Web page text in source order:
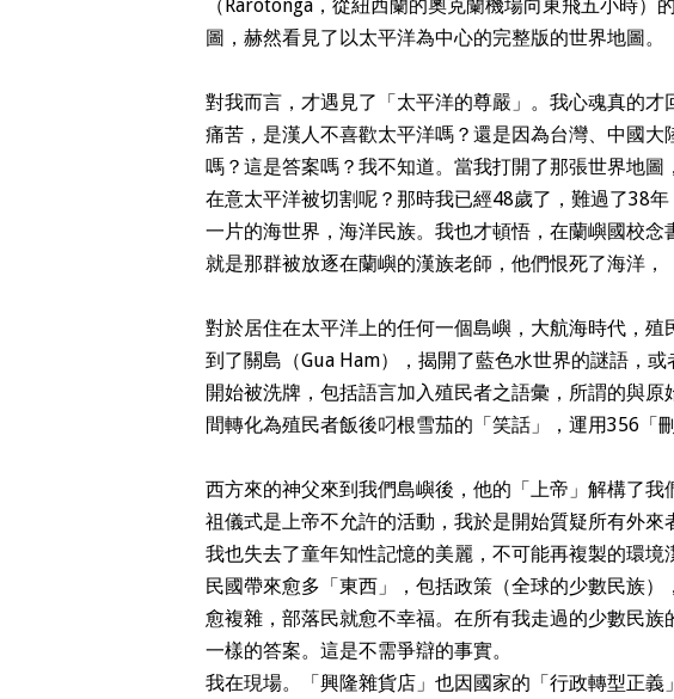
（Rarotonga，從紐西蘭的奧克蘭機場向東飛五小時
圖，赫然看見了以太平洋為中心的完整版的世界地圖。
對我而言，才遇見了「太平洋的尊嚴」。我心魂真的才
痛苦，是漢人不喜歡太平洋嗎？還是因為台灣、中國
嗎？這是答案嗎？我不知道。當我打開了那張世界地
在意太平洋被切割呢？那時我已經48歲了，難過了38
一片的海世界，海洋民族。我也才頓悟，在蘭嶼國校念
就是那群被放逐在蘭嶼的漢族老師，他們恨死了海洋，
對於居住在太平洋上的任何一個島嶼，大航海時代，殖
到了關島（Gua Ham），揭開了藍色水世界的謎語，
開始被洗牌，包括語言加入殖民者之語彙，所謂的與
間轉化為殖民者飯後叼根雪茄的「笑話」，運用356「
西方來的神父來到我們島嶼後，他的「上帝」解構了
祖儀式是上帝不允許的活動，我於是開始質疑所有外
我也失去了童年知性記憶的美麗，不可能再複製的環
民國帶來愈多「東西」，包括政策（全球的少數民族
愈複雜，部落民就愈不幸福。在所有我走過的少數民
一樣的答案。這是不需爭辯的事實。
我在現場。「興隆雜貨店」也因國家的「行政轉型正